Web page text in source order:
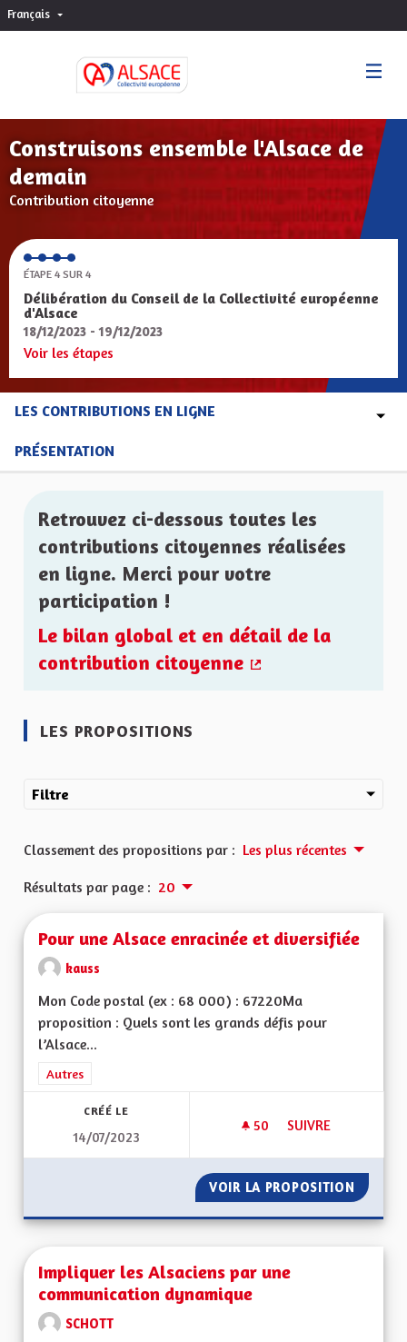
Français Choisir la langue
Construisons ensemble l'Alsace de
demain
Contribution citoyenne
ÉTAPE 4 SUR 4
Délibération du Conseil de la Collectivité européenne
d'Alsace
18/12/2023 - 19/12/2023
Voir les étapes
LES CONTRIBUTIONS EN LIGNE
PRÉSENTATION
Retrouvez ci-dessous toutes les
contributions citoyennes réalisées
en ligne. Merci pour votre
participation !
Le bilan global et en détail de la
contribution citoyenne
LES PROPOSITIONS
Filtre
Classement des propositions par : Les plus récentes
Résultats par page : 20
Pour une Alsace enracinée et diversifiée
kauss
Mon Code postal (ex : 68 000) : 67220Ma
proposition : Quels sont les grands défis pour
l’Alsace...
Filtrer les résultats de la catégorie : Autres
Autres
CRÉÉ LE
14/07/2023
50 50 ABONNÉS
SUIVRE
VOIR LA PROPOSITION POUR
Impliquer les Alsaciens par une
communication dynamique
SCHOTT